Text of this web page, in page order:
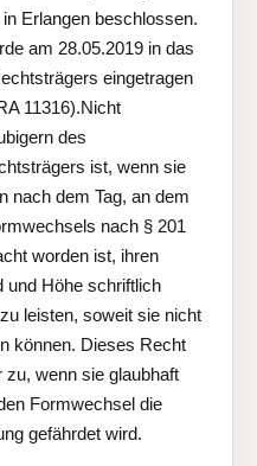
Erlangen beschlossen.
am 28.05.2019 in das
eingetragen
11316).Nicht
des
ist, wenn sie
nach dem Tag, an dem
nach § 201
worden ist, ihren
und Höhe schriftlich
leisten, soweit sie nicht
können. Dieses Recht
zu, wenn sie glaubhaft
Formwechsel die
gefährdet wird.